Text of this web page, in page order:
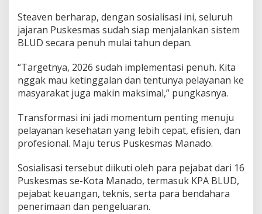
a
n
a
B
L
U
D
Steaven berharap, dengan sosialisasi ini, seluruh
jajaran Puskesmas sudah siap menjalankan sistem
BLUD secara penuh mulai tahun depan.
“Targetnya, 2026 sudah implementasi penuh. Kita
nggak mau ketinggalan dan tentunya pelayanan ke
masyarakat juga makin maksimal,” pungkasnya.
Transformasi ini jadi momentum penting menuju
pelayanan kesehatan yang lebih cepat, efisien, dan
profesional. Maju terus Puskesmas Manado.
Sosialisasi tersebut diikuti oleh para pejabat dari 16
Puskesmas se-Kota Manado, termasuk KPA BLUD,
pejabat keuangan, teknis, serta para bendahara
penerimaan dan pengeluaran.